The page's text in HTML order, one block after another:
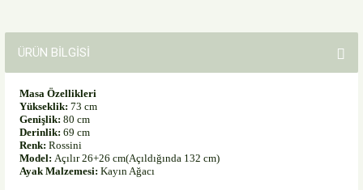
ÜRÜN BİLGİSİ
Masa Özellikleri
Yükseklik: 73 cm
Genişlik: 80 cm
Derinlik: 69 cm
Renk: Rossini
Model: Açılır 26+26 cm(Açıldığında 132 cm)
Ayak Malzemesi: Kayın Ağacı